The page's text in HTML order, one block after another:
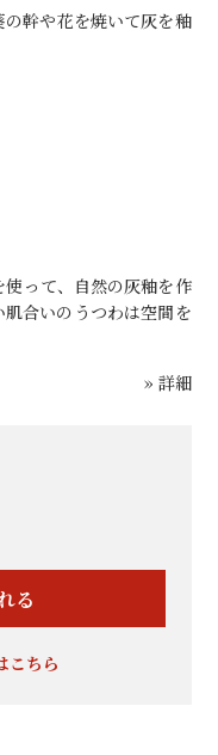
幹や花を焼いて灰を釉
って、自然の灰釉を作
肌合いのうつわは空間を
» 詳細
る
トへ進む
こちら